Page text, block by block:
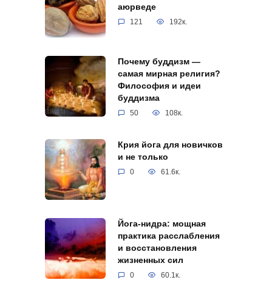
аюрведе
121 192к.
Почему буддизм —
самая мирная религия?
Философия и идеи
буддизма
50 108к.
Крия йога для новичков
и не только
0 61.6к.
Йога-нидра: мощная
практика расслабления
и восстановления
жизненных сил
0 60.1к.